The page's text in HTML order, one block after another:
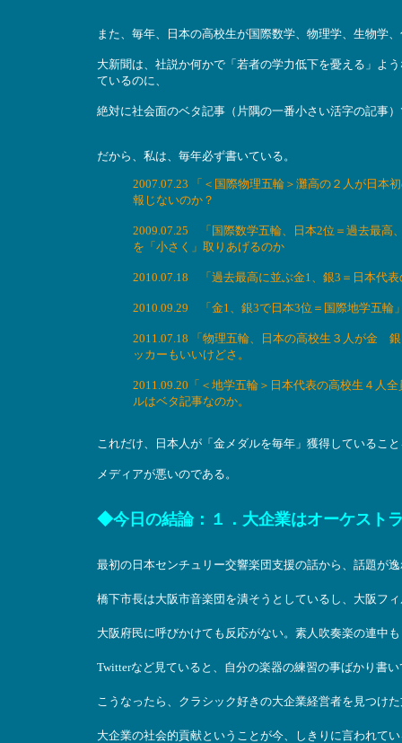
また、毎年、日本の高校生が国際数学、物理学、生物学
大新聞は、社説か何かで「若者の学力低下を憂える」よ
ているのに、
絶対に社会面のベタ記事（片隅の一番小さい活字の記事
だから、私は、毎年必ず書いている。
2007.07.23 「＜国際物理五輪＞灘高の２人が日本
報じないのか？
2009.07.25 「国際数学五輪、日本2位＝過去最高
を「小さく」取りあげるのか
2010.07.18 「過去最高に並ぶ金1、銀3＝日本代
2010.09.29 「金1、銀3で日本3位＝国際地学五輪
2011.07.18 「物理五輪、日本の高校生３人が金
ッカーもいいけどさ。
2011.09.20「＜地学五輪＞日本代表の高校生４
ルはベタ記事なのか。
これだけ、日本人が「金メダルを毎年」獲得しているこ
メディアが悪いのである。
◆今日の結論：１．大企業はオーケスト
最初の日本センチュリー交響楽団支援の話から、話題が
橋下市長は大阪市音楽団を潰そうとしているし、大阪フ
大阪府民に呼びかけても反応がない。素人吹奏楽の連中
Twitterなど見ていると、自分の楽器の練習の事ばかり書
こうなったら、クラシック好きの大企業経営者を見つけ
大企業の社会的貢献ということが今、しきりに言われて